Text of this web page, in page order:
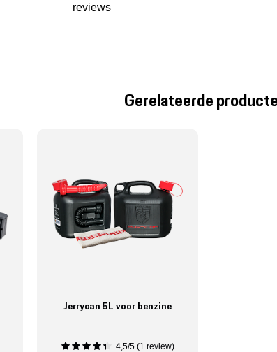
reviews
Gerelateerde
Jerrycan 5L voor benzine
4,5/5 (1 review)